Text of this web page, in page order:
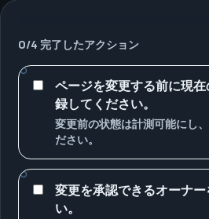
0/4 完了したアクション
ページを変更する前に現
録してください。
変更前の状態は計測可能にし
ださい。
変更を承認できるオーナ
い。